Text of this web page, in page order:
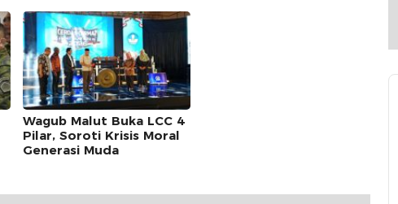
Wagub Malut Buka LCC 4
Pilar, Soroti Krisis Moral
Generasi Muda